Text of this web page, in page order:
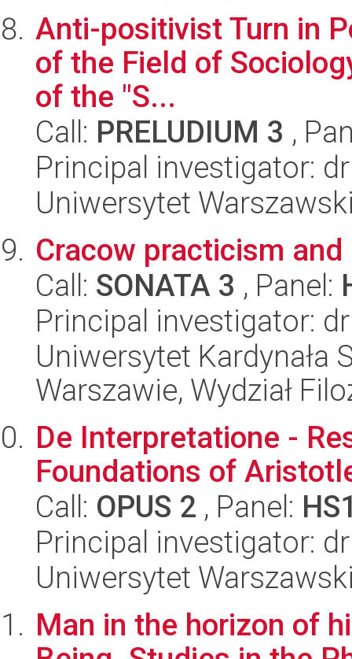
Anti-positivist Turn in
of the Field of
of the "S...
Call: PRELUDIUM 3 ,
Principal investigator:
Uniwersytet
Cracow practicism
Call: SONATA 3 , Panel:
Principal investigator:
Uniwersytet Kardynała
Warszawie, Wydział
De Interpretatione -
Foundations of
Call: OPUS 2 , Panel:
Principal investigator:
Uniwersytet
Man in the horizon of